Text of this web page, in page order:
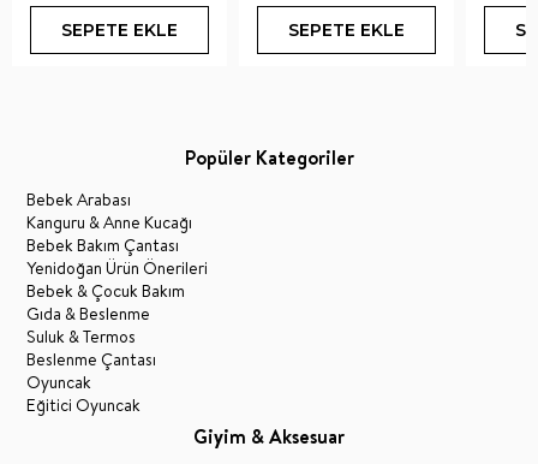
SEPETE EKLE SEPETE EKLE
Popüler Kategoriler
Bebek Arabası
Kanguru & Anne Kucağı
Bebek Bakım Çantası
Yenidoğan Ürün Önerileri
Bebek & Çocuk Bakım
Gıda & Beslenme
Suluk & Termos
Beslenme Çantası
Oyuncak
Eğitici Oyuncak
Giyim & Aksesuar